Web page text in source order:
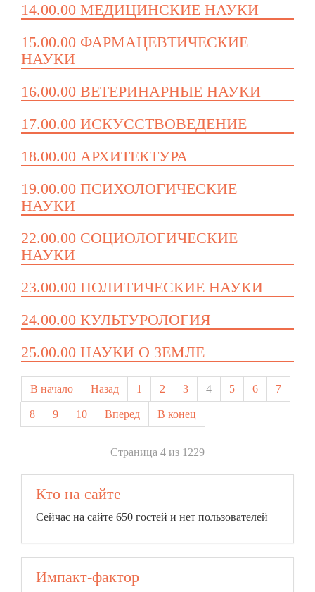
14.00.00 МЕДИЦИНСКИЕ НАУКИ
15.00.00 ФАРМАЦЕВТИЧЕСКИЕ
НАУКИ
16.00.00 ВЕТЕРИНАРНЫЕ НАУКИ
17.00.00 ИСКУССТВОВЕДЕНИЕ
18.00.00 АРХИТЕКТУРА
19.00.00 ПСИХОЛОГИЧЕСКИЕ
НАУКИ
22.00.00 СОЦИОЛОГИЧЕСКИЕ
НАУКИ
23.00.00 ПОЛИТИЧЕСКИЕ НАУКИ
24.00.00 КУЛЬТУРОЛОГИЯ
25.00.00 НАУКИ О ЗЕМЛЕ
В начало Назад 1 2 3 4 5 6 7
8 9 10 Вперед В конец
Страница 4 из 1229
Кто на сайте
Сейчас на сайте 650 гостей и нет пользователей
Импакт-фактор